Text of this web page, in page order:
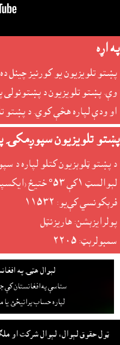
په اړه
وې. پښتو تلويزيون د پښتونولى
او ودې لپاره هڅې کوي. د پښتو
پښتو تلويزيون سپوږمکۍ
د پښتو ټلوېزيون کتلو لپاره د
لېوالسټ ١کې ٥٣° ختيځ (ايکسپريس اې‌ايم٦ )
فرېکونسي کې‌يو: ١١٥٣٢
پولرايزېشن: هاريزنټل
سمبولرېټ: ٢٢٠٥
لېوال هټۍ په
ستاسې په افغانستان کې
لپاره حساب پرانيځئ يا
ټول حقوق لېوال، لېوال شرکت او ملګرو